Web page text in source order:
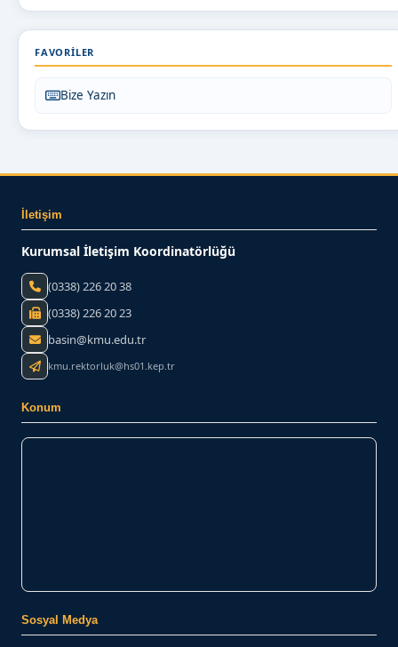
FAVORILER
Bize Yazın
İletişim
Kurumsal İletişim Koordinatörlüğü
(0338) 226 20 38
(0338) 226 20 23
basin@kmu.edu.tr
kmu.rektorluk@hs01.kep.tr
Konum
Sosyal Medya